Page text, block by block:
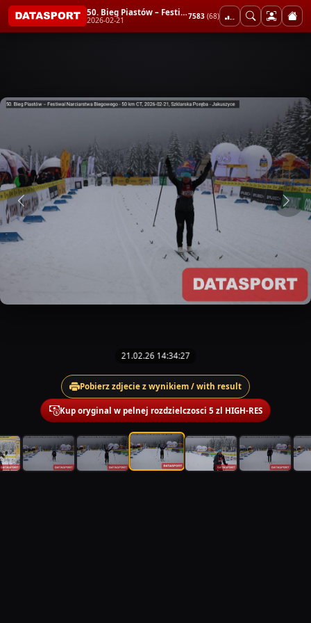
50. Bieg Piastów – Festiwal Narciarstwa Biegowego - 50 km CT
2026-02-21 7583 (68)
21.02.26 14:34:27
Pobierz zdjecie z wynikiem / with result
Kup oryginal w pelnej rozdzielczosci 5 zl HIGH-RES